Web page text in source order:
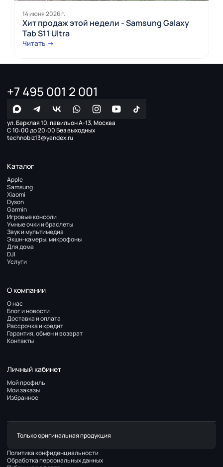
14 июня 2026 г.
Хит продаж этой недели - Samsung Galaxy
Tab S11 Ultra
Читать →
+7 495 001 2 001
ул. Барклая 10, павильон А-13, Москва
С 10:00 до 20:00 Без выходных
technobiz13@yandex.ru
Каталог
Apple
Samsung
Xiaomi
Dyson
Garmin
Игровые консоли
Умные очки и браслеты
Звук и мультимедиа
Экшн-камеры, микрофоны
Для дома
DJI
Услуги
О компании
О нас
Блог и новости
Доставка и оплата
Рассрочка и кредит
Гарантия, обмен и возврат
Контакты
Личный кабинет
Мой профиль
Мои заказы
Избранное
Только оригинальная продукция
Политика конфиденциальности
Обработка персональных данных